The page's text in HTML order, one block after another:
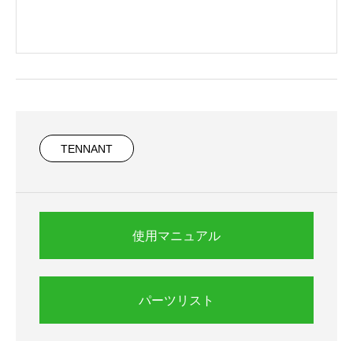
TENNANT
使用マニュアル
パーツリスト